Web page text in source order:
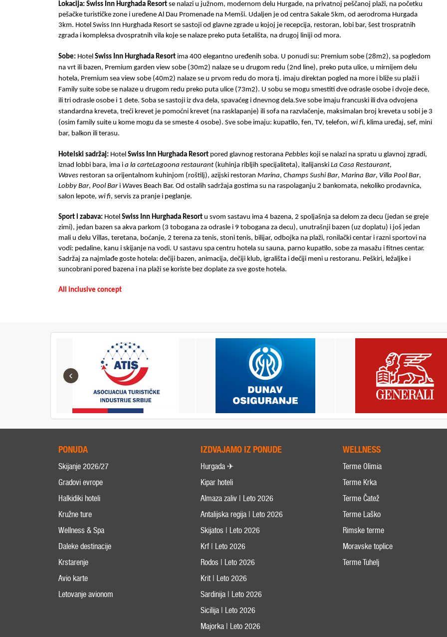
Lokacija: Swiss Inn Hurghada Resort se nalazi u južnom, modernom delu Hurgade, na privatnoj peščanoj plaži, na početku
pešačke turističke zone i uređene Al Dau Promenade na Memši. Udaljen je od centra Sakale 5km, od aerodroma Hurgada
3km. Hotel Swiss Inn Hurghada Resort se sastoji od glavne zgrade u kojoj je recepcija, restoran, lobi bar, šest trospratnih
zgrada i kompleksa dvospratnih vila koje se nalaze preko puta šetališta, na drugoj liniji od mora.
Sobe: Hotel Swiss Inn Hurghada Resort ima 400 elegantno uređenih soba. U ponudi su: Premium sobe (28m2), sa pogledom
na vrt ili bazen, Premium garden view sobe (30m2) nalaze se u drugom redu (2nd line), preko puta ulice, u mirnijem delu
hotela, Premium sea view sobe (40m2) nalaze se u prvom redu do mora tj. imaju direktan pogled na more i bliže su plaži i
Family suite sobe se nalaze u drugom redu preko puta ulice (73m2). U sobu se mogu smestiti dve odrasle osobe i dvoje dece,
ili tri odrasle osobe i 1 dete. Soba se sastoji iz dva dela, spavaćeg i dnevnog dela.Sve sobe imaju francuski ili dva odvojena
standardna kreveta, treći krevet je pomoćni krevet (na rasklapanje) ili sofa na razvlačenje, maksimalan broj kreveta u sobi je 3
(osim family suite u kome mogu da se smeste 4 osobe). Sve sobe imaju: kupatilo, fen, TV, telefon, wi fi, klima uređaj, sef, mini
bar, balkon ili terasu.
Hotelski sadržaj: Hotel Swiss Inn Hurghada Resort pored glavnog restorana Pebbles koji se nalazi na spratu u glavnoj zgradi,
iznad lobbi bara, ima i a la carteLagoona restaurant (kuhinja ribljih specijaliteta), italijanski La Casa Restaurant,
Waves restoran sa orijentalnom kuhinjom (roštilj), azijski restoran Marina, Champs Sushi Bar, Marina Bar, Villa Pool Bar,
Lobby Bar, Pool Bar i Waves Beach Bar. Od ostalih sadržaja gostima su na raspolaganju 2 bankomata, nekoliko prodavnica,
salon lepote, wi fi, servis za pranje i peglanje.
Sport i zabava: Hotel Swiss Inn Hurghada Resort u svom sastavu ima 4 bazena, 2 spoljašnja sa delom za decu (jedan se greje
zimi), jedan bazen sa akva parkom (3 tobogana za odrasle i 9 tobogana za decu), unutrašnji bazen (uz doplatu) i još jedan
mali u delu Villas, teretana, boćanje, 2 terena za tenis, stoni tenis, bilijar, odbojka na plaži, ronilački centar i razni sportovi na
vodi: pedaline, kanu i skijanje na vodi. U sastavu spa centru hotela su sauna, parno kupatilo, sobe za masažu i fitnes centar.
Sadržaj za najmlađe goste hotela: dečiji bazen, animacija, dečiji klub, igrališta i dečiji meni u restoranu. Peškiri, ležaljke i
suncobrani pored bazena i na plaži se koriste bez doplate za sve goste hotela.
All inclusive concept
‹
PONUDA
Skijanje 2026/27
Gradovi evrope
Halkidiki hoteli
Kružne ture
Wellness & Spa
Daleke destinacije
Krstarenje
Avio karte
Letovanje avionom
IZDVAJAMO IZ PONUDE
Hurgada ✈
Kipar hoteli
Almaza zaliv | Leto 2026
Antalijska regija | Leto 2026
Skijatos | Leto 2026
Krf | Leto 2026
Rodos | Leto 2026
Krit | Leto 2026
Sardinija | Leto 2026
Sicilija | Leto 2026
Majorka | Leto 2026
WELLNESS
Terme Olimia
Terme Krka
Terme Čatež
Terme Laško
Rimske terme
Moravske toplice
Terme Tuhelj